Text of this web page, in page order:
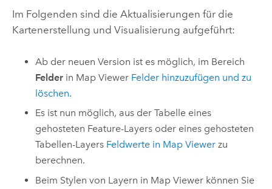
Im Folgenden sind die Aktualisierungen für die
Kartenerstellung und Visualisierung aufgeführt:
Ab der neuen Version ist es möglich, im Bereich
Felder in Map Viewer Felder hinzuzufügen und zu
löschen.
Es ist nun möglich, aus der Tabelle eines
gehosteten Feature-Layers oder eines gehosteten
Tabellen-Layers Feldwerte in Map Viewer zu
berechnen.
Beim Stylen von Layern in Map Viewer können Sie